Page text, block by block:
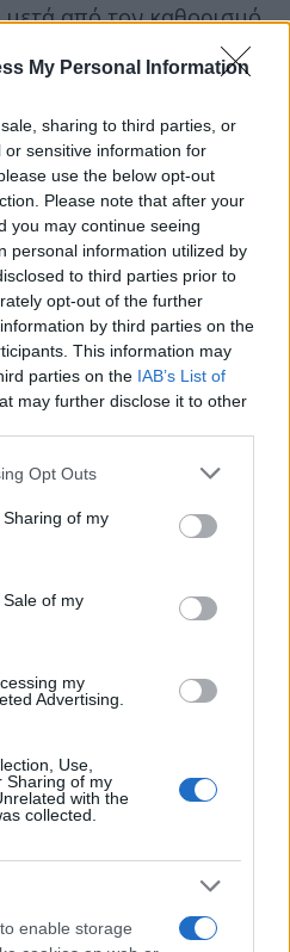
My Personal Information
sharing to third parties, or
sensitive information for
use the below opt-out
Please note that after your
you may continue seeing
personal information utilized by
to third parties prior to
opt-out of the further
by third parties on the
This information may
parties on the IAB’s List of
may further disclose it to other
app uses one or more Google
behaviour. You may click to
and its third-party tags to
purposes in below Google
Opt Outs
of my
of my
my
Advertising.
Use,
Sharing of my
with the
collected.
enable storage
μετά από τον καθορισμό
εγγράφως ή
και υπό την επιπλέον
ως άνω ενημέρωσης,
τράπεζα, στο μέτρο που
συναλλαγή. Για
ή τράπεζα, στο
κωδικός 3.